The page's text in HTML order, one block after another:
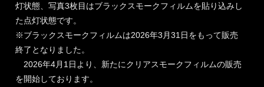
灯状態、写真3枚目はブラックスモークフィルムを貼り込みし
た点灯状態です。
※ブラックスモークフィルムは2026年3月31日をもって販売
終了となりました。
2026年4月1日より、新たにクリアスモークフィルムの販売
を開始しております。